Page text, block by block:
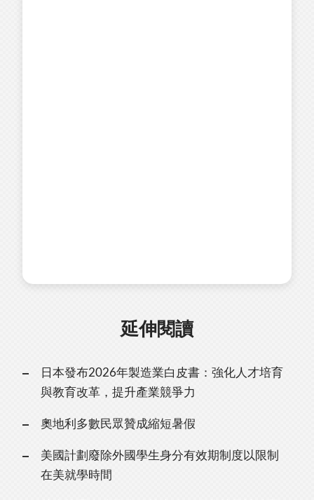
延伸閱讀
日本發布2026年製造業白皮書：強化人才培育
與教育改革，提升產業競爭力
奧地利多數民眾贊成縮短暑假
美國計劃廢除外國學生身分有效期制度以限制
在美就學時間